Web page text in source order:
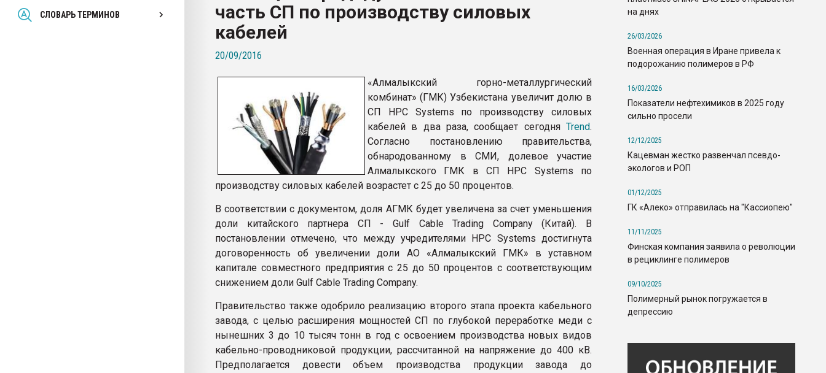
СЛОВАРЬ ТЕРМИНОВ
Всё, что касается выдува ПЭТ
ПЕРЕЙТИ НА ФОРУМ
часть СП по производству силовых
кабелей
20/09/2016
«Алмалыкский горно-металлургический
комбинат» (ГМК) Узбекистана увеличит долю в
СП HPC Systems по производству силовых
кабелей в два раза, сообщает сегодня Trend.
Согласно постановлению правительства,
обнародованному в СМИ, долевое участие
Алмалыкского ГМК в СП HPC Systems по
производству силовых кабелей возрастет c 25 до 50 процентов.
В соответствии с документом, доля АГМК будет увеличена за счет уменьшения
доли китайского партнера СП - Gulf Cable Trading Company (Китай). В
постановлении отмечено, что между учредителями HPC Systems достигнута
договоренность об увеличении доли АО «Алмалыкский ГМК» в уставном
капитале совместного предприятия с 25 до 50 процентов с соответствующим
снижением доли Gulf Cable Trading Company.
Правительство также одобрило реализацию второго этапа проекта кабельного
завода, с целью расширения мощностей СП по глубокой переработке меди с
нынешних 3 до 10 тысяч тонн в год с освоением производства новых видов
кабельно-проводниковой продукции, рассчитанной на напряжение до 400 кВ.
Предполагается довести объем производства продукции завода до
на днях
26/03/2026
Военная операция в Иране привела к
подорожанию полимеров в РФ
16/03/2026
Показатели нефтехимиков в 2025 году
сильно просели
12/12/2025
Кацевман жестко развенчал псевдо-
экологов и РОП
01/12/2025
ГК «Алеко» отправилась на "Кассиопею"
11/11/2025
Финская компания заявила о революции
в рециклинге полимеров
09/10/2025
Полимерный рынок погружается в
депрессию